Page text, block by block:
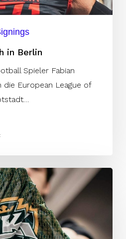
in Berlin
Spieler Fabian
die European League of